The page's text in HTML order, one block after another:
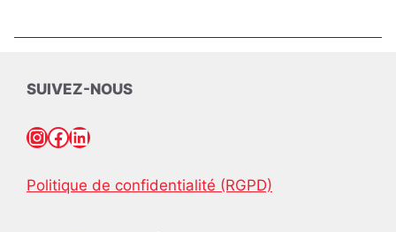
SUIVEZ-NOUS
Instagram
Facebook
LinkedIn
Politique de confidentialité (RGPD)